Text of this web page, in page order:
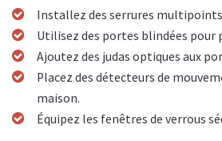
Installez des serrures
Utilisez des portes blindées pour
Ajoutez des judas optiques aux
Placez des détecteurs de
maison.
Équipez les fenêtres de verrous